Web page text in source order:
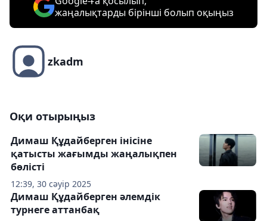
жаңалықтарды бірінші болып оқыңыз
zkadm
Оқи отырыңыз
12:39, 30 сәуір 2025
Димаш Құдайберген інісіне
қатысты жағымды жаңалықпен
бөлісті
Димаш Құдайберген әлемдік
турнеге аттанбақ